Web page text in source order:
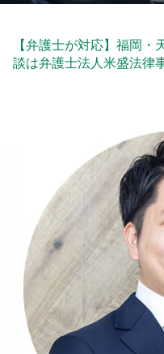
【弁護士が対応】福岡
談は弁護士法人米盛法律